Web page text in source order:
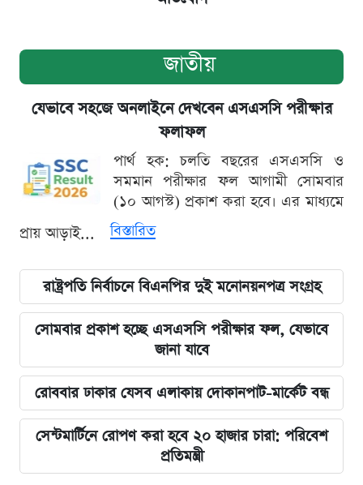
জাতীয়
যেভাবে সহজে অনলাইনে দেখবেন এসএসসি পরীক্ষার
ফলাফল
পার্থ হক: চলতি বছরের এসএসসি ও
সমমান পরীক্ষার ফল আগামী সোমবার
(১০ আগস্ট) প্রকাশ করা হবে। এর মাধ্যমে
প্রায় আড়াই...
বিস্তারিত
রাষ্ট্রপতি নির্বাচনে বিএনপির দুই মনোনয়নপত্র সংগ্রহ
সোমবার প্রকাশ হচ্ছে এসএসসি পরীক্ষার ফল, যেভাবে
জানা যাবে
রোববার ঢাকার যেসব এলাকায় দোকানপাট-মার্কেট বন্ধ
সেন্টমার্টিনে রোপণ করা হবে ২০ হাজার চারা: পরিবেশ
প্রতিমন্ত্রী